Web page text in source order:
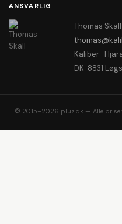
ANSVARLIG
Thomas Skall
Kaliber ·
DK-8831
© 2015–2026 pluz.dk — Alle priser